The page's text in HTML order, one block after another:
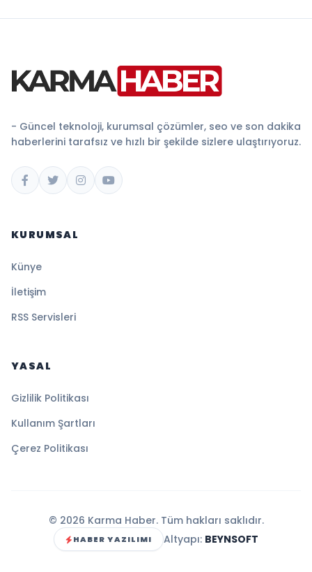
- Güncel teknoloji, kurumsal çözümler, seo ve son dakika
haberlerini tarafsız ve hızlı bir şekilde sizlere ulaştırıyoruz.
KURUMSAL
Künye
İletişim
RSS Servisleri
YASAL
Gizlilik Politikası
Kullanım Şartları
Çerez Politikası
© 2026 Karma Haber. Tüm hakları saklıdır.
HABER YAZILIMI Altyapı: BEYNSOFT